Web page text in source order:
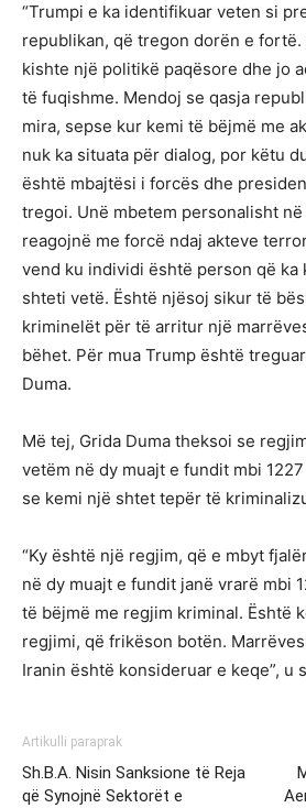
“Trumpi e ka identifikuar veten si
republikan, që tregon dorën e fortë.
kishte një politikë paqësore dhe jo
të fuqishme. Mendoj se qasja
mira, sepse kur kemi të bëjmë me
nuk ka situata për dialog, por këtu
është mbajtësi i forcës dhe
tregoi. Unë mbetem personalisht
reagojnë me forcë ndaj akteve
vend ku individi është person që ka
shteti vetë. Është njësoj sikur të
kriminelët për të arritur një
bëhet. Për mua Trump është
Duma.
Më tej, Grida Duma theksoi se
vetëm në dy muajt e fundit mbi
se kemi një shtet tepër të
“Ky është një regjim, që e mbyt
në dy muajt e fundit janë vrarë mbi
të bëjmë me regjim kriminal. Është
regjimi, që frikëson botën.
Iranin është konsideruar e keqe”, u
Artikulli paraprak
Sh.B.A. Nisin Sanksione të Reja
që Synojnë Sektorët e